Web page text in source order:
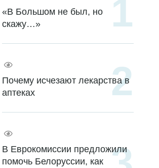
«В Большом не был, но
скажу…»
Почему исчезают лекарства в
аптеках
В Еврокомиссии предложили
помочь Белоруссии, как